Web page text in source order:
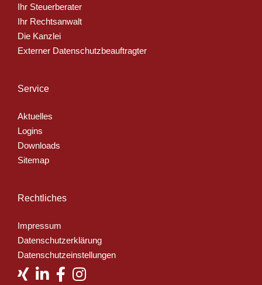
Ihr Steuerberater
Ihr Rechtsanwalt
Die Kanzlei
Externer Datenschutzbeauftragter
Service
Aktuelles
Logins
Downloads
Sitemap
Rechtliches
Impressum
Datenschutzerklärung
Datenschutzeinstellungen